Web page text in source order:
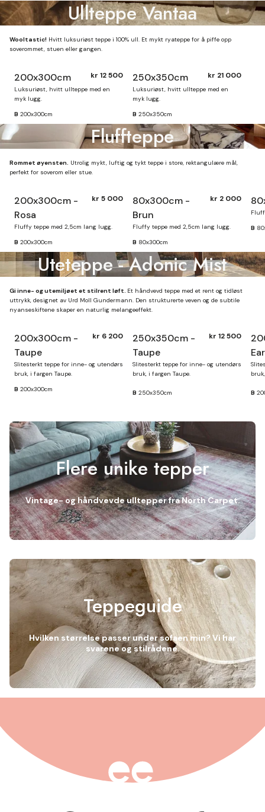
Ullteppe Vantaa
Wooltastic! Hvitt luksuriøst teppe i 100% ull. Et mykt ryateppe for å piffe opp
soverommet, stuen eller gangen.
Finnes på lager
200x300cm kr 12 500
Luksuriøst, hvitt ullteppe med en
myk lugg.
B 200x300cm
250x350cm kr 21 000
Luksuriøst, hvitt ullteppe med en
myk lugg.
B 250x350cm
Fluffteppe
Rommet øyensten. Utrolig mykt, luftig og tykt teppe i store, rektangulære mål,
perfekt for soverom eller stue.
200x300cm -
Rosa
kr 5 000
Fluffy teppe med 2,5cm lang lugg.
B 200x300cm
Finnes på lager
80x300cm -
Brun
kr 2 000
Fluffy teppe med 2,5cm lang lugg.
B 80x300cm
B
Uteteppe - Adonic Mist
Gi inne- og utemiljøet et stilrent løft. Et håndvevd teppe med et rent og tidløst
uttrykk, designet av Urd Moll Gundermann. Den strukturerte veven og de subtile
nyanseskiftene skaper en naturlig melangeeffekt.
200x300cm -
Taupe
kr 6 200
Slitesterkt teppe for inne- og utendørs
bruk, i fargen Taupe.
B 200x300cm
250x350cm -
Taupe
kr 12 500
Slitesterkt teppe for inne- og utendørs
bruk, i fargen Taupe.
B 250x350cm B
Flere unike tepper
Vintage- og håndvevde ulltepper fra North Carpet.
Teppeguide
Hvilken størrelse passer under sofaen min? Vi har
svarene og stilrådene.